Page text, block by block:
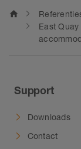
home
East
Support
Downloads
Contact